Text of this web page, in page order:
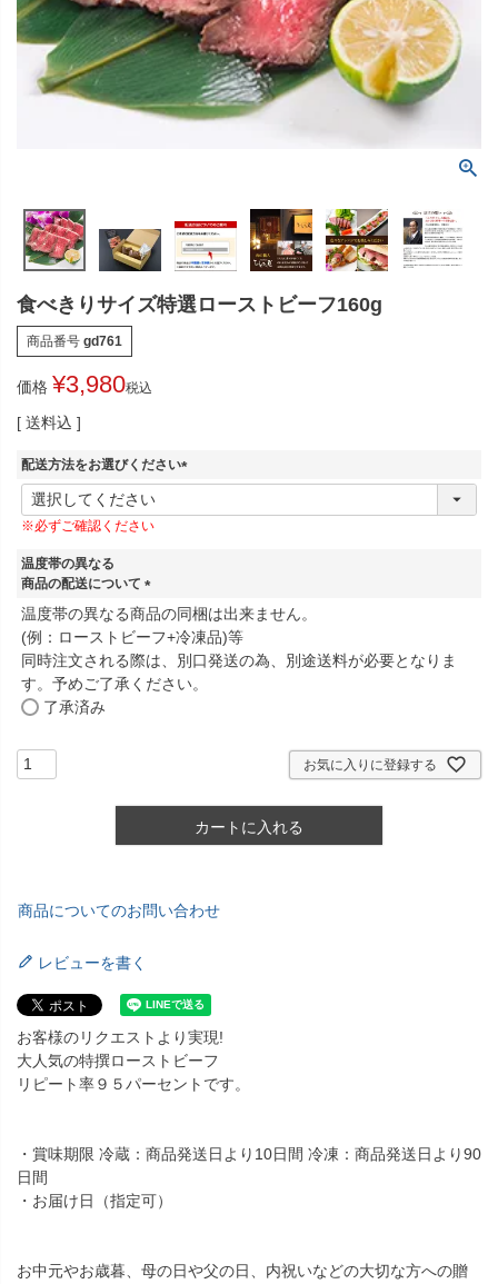
食べきりサイズ特選ローストビーフ160g
商品番号 gd761
価格 ¥3,980税込
送料込
配送方法をお選びください
(
※必ずご確認ください
温度帯の異なる
商品の配送について
(
須
)
温度帯の異なる商品の同梱は出来ません。
(例：ローストビーフ+冷凍品)等
同時注文される際は、別口発送の為、別途送料が必要となりま
す。予めご了承ください。
了承済み
お気に入りに登録する
カートに入れる
商品についてのお問い合わせ
レビューを書く
お客様のリクエストより実現!
大人気の特撰ローストビーフ
リピート率９５パーセントです。
・賞味期限 冷蔵：商品発送日より10日間 冷凍：商品発送日より90
日間
・お届け日（指定可）
お中元やお歳暮、母の日や父の日、内祝いなどの大切な方への贈